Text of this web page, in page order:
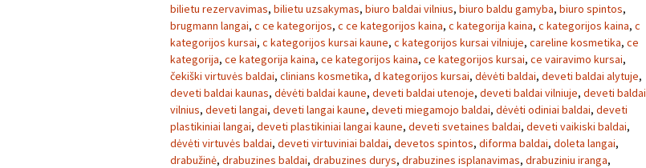
bilietu rezervavimas, bilietu uzsakymas, biuro baldai vilnius, biuro baldu gamyba, biuro spintos,
brugmann langai, c ce kategorijos, c ce kategorijos kaina, c kategorija kaina, c kategorijos kaina, c
kategorijos kursai, c kategorijos kursai kaune, c kategorijos kursai vilniuje, careline kosmetika, ce
kategorija, ce kategorija kaina, ce kategorijos kaina, ce kategorijos kursai, ce vairavimo kursai,
čekiški virtuvės baldai, clinians kosmetika, d kategorijos kursai, dėvėti baldai, deveti baldai alytuje,
deveti baldai kaunas, dėvėti baldai kaune, deveti baldai utenoje, deveti baldai vilniuje, deveti baldai
vilnius, deveti langai, deveti langai kaune, deveti miegamojo baldai, dėvėti odiniai baldai, deveti
plastikiniai langai, deveti plastikiniai langai kaune, deveti svetaines baldai, deveti vaikiski baldai,
dėvėti virtuvės baldai, deveti virtuviniai baldai, devetos spintos, diforma baldai, doleta langai,
drabužinė, drabuzines baldai, drabuzines durys, drabuzines isplanavimas, drabuziniu iranga,